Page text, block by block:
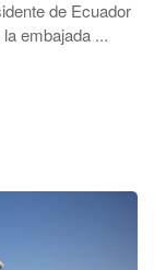
de Ecuador
embajada ...